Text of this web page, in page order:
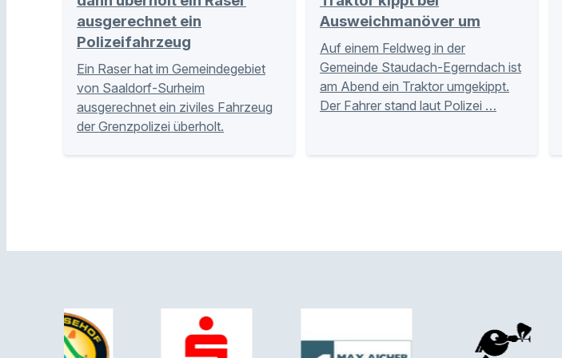
ausgerechnet ein
Polizeifahrzeug
Ein Raser hat im Gemeindegebiet
von Saaldorf-Surheim
ausgerechnet ein ziviles Fahrzeug
der Grenzpolizei überholt.
Ausweichmanöver um
Auf einem Feldweg in der
Gemeinde Staudach-Egerndach ist
am Abend ein Traktor umgekippt.
Der Fahrer stand laut Polizei …